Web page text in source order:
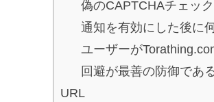
偽のCAPTCHAチェッ
通知を有効にした後に
ユーザーが
回避が最善の防御であ
URL